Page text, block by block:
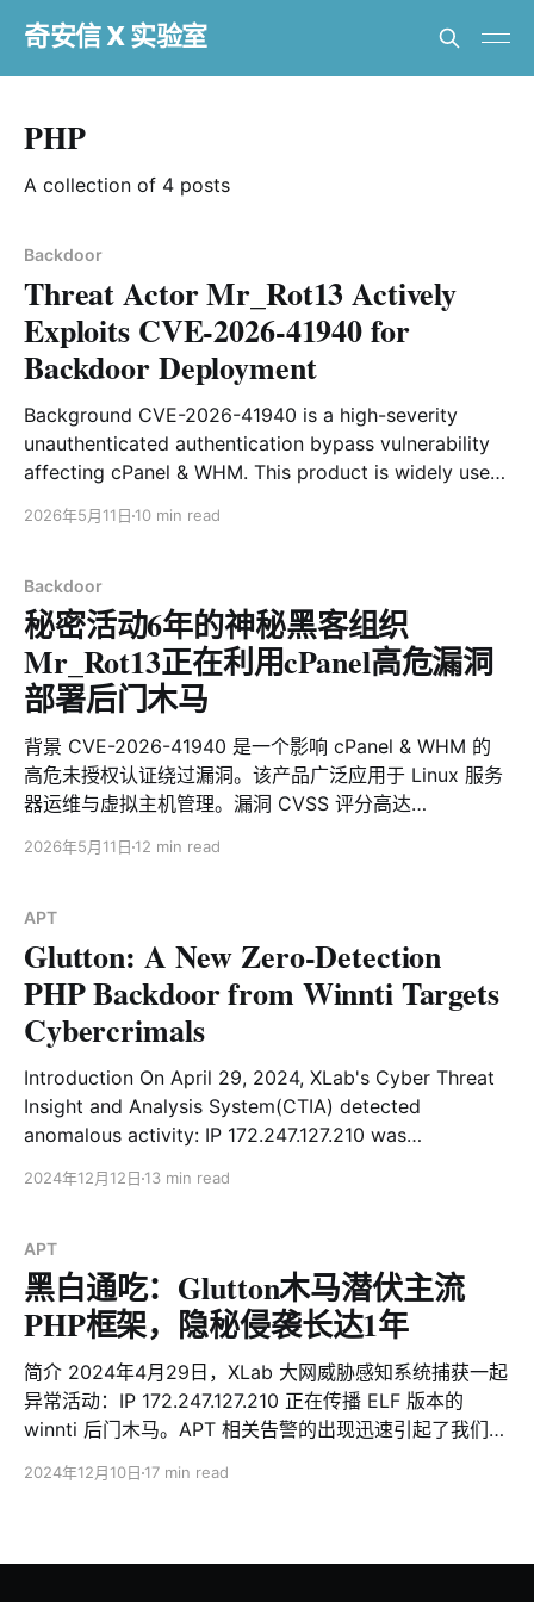
奇安信 X 实验室
PHP
A collection of 4 posts
Backdoor
Threat Actor Mr_Rot13 Actively
Exploits CVE-2026-41940 for
Backdoor Deployment
Background CVE-2026-41940 is a high-severity
unauthenticated authentication bypass vulnerability
affecting cPanel & WHM. This product is widely used
management. The vulnerability has a CVSS score as
or password, an attacker can remotely bypass
authentication
2026年5月11日 10 min read
Backdoor
秘密活动6年的神秘黑客组织
Mr_Rot13正在利用cPanel高危漏洞
部署后门木马
背景 CVE-2026-41940 是一个影响 cPanel & WHM 的
高危未授权认证绕过漏洞。该产品广泛应用于 Linux 服务
器运维与虚拟主机管理。漏洞 CVSS 评分高达
绕过身份认证并接管 cPanel / WHM 控制面板，可使未经
限。 自 2026 年 4 月 28 日漏洞公开披露以来，XLab大
网威胁感知系统持续监测到大量黑灰产组织正在积极利用
该漏洞实施网络攻击，相关行为包括挖矿、勒索、僵尸网
络扩散、后门植入等多种恶意活动。监测数据显示，当前
已有来自全球的 2000 余个攻击源 IP 参与针对该漏洞的
区。主要来自德国、美国、巴西、荷兰等地区。 5月2
日，安全社区披露黑客已利用该漏洞成功入侵东南亚政府
2026年5月11日 12 min read
APT
Glutton: A New Zero-Detection
PHP Backdoor from Winnti Targets
Cybercrimals
Introduction On April 29, 2024, XLab's Cyber Threat
Insight and Analysis System(CTIA) detected
anomalous activity: IP 172.247.127.210 was
investigation revealed the same IP had, on December
file, init_task.txt, providing
2024年12月12日 13 min read
APT
黑白通吃：Glutton木马潜伏主流
PHP框架，隐秘侵袭长达1年
简介 2024年4月29日，XLab 大网威胁感知系统捕获一起
异常活动：IP 172.247.127.210 正在传播 ELF 版本的
winnti 后门木马。APT 相关告警的出现迅速引起了我们的
一个VirusTotal 0检测的恶意PHP文件init_task.txt ，这一
2024年12月10日 17 min read